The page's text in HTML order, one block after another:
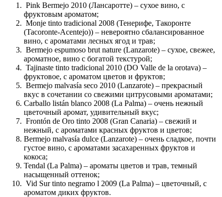
Pink Bermejo 2010 (Лансаротте) – сухое вино, с
фруктовым ароматом;
Monje tinto tradicional 2008 (Тенерифе, Такоронте
(Tacoronte-Acentejo)) – невероятно сбалансированное
вино, с ароматами лесных ягод и трав;
Bermejo espumoso brut nature (Lanzarote) – сухое, свежее,
ароматное, вино с богатой текстурой;
Tajinaste tinto tradicional 2010 (DO Valle de la orotava) –
фруктовое, с ароматом цветов и фруктов;
Bermejo malvasía seco 2010 (Lanzarote) – прекрасный
вкус в сочетании со свежими цитрусовыми ароматами;
Carballo listán blanco 2008 (La Palma) – очень нежный
цветочный аромат, удивительный вкус;
Frontón de Oro tinto 2008 (Gran Canaria) – свежий и
нежный, с ароматами красных фруктов и цветов;
Bermejo malvasía dulce (Lanzarote) – очень сладкое, почти
густое вино, с ароматами засахаренных фруктов и
кокоса;
Tendal (La Palma) – ароматы цветов и трав, темный
насыщенный оттенок;
Vid Sur tinto negramo l 2009 (La Palma) – цветочный, с
ароматом диких фруктов.